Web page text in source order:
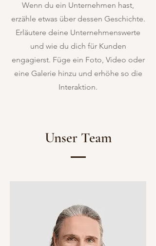
Wenn du ein Unternehmen hast,
erzähle etwas über dessen Geschichte.
Erläutere deine Unternehmenswerte
und wie du dich für Kunden
engagierst. Füge ein Foto, Video oder
eine Galerie hinzu und erhöhe so die
Interaktion.
Unser Team